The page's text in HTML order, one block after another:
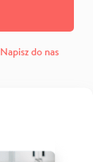
Napisz do nas